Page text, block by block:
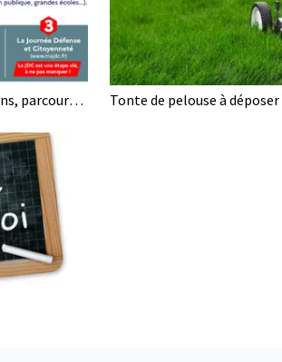
Recensement citoyen dès 16 ans, parcours de citoyenneté, enseignement de défense, et JDC